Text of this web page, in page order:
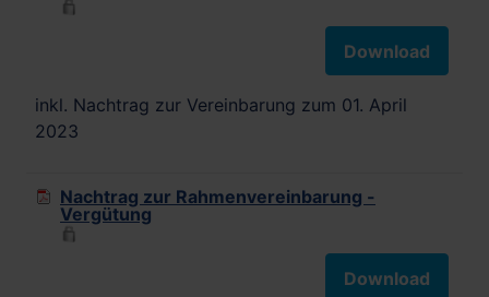
Download
inkl. Nachtrag zur Vereinbarung zum 01. April
2023
Nachtrag zur Rahmenvereinbarung -
Vergütung
Download